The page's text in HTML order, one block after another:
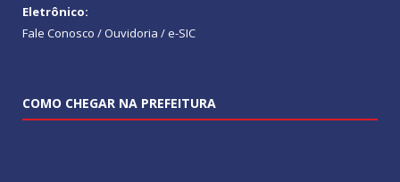
Eletrônico:
Fale Conosco / Ouvidoria / e-SIC
COMO CHEGAR NA PREFEITURA